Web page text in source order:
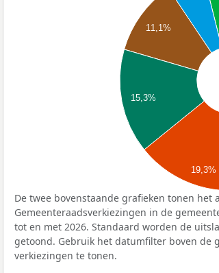
11,1%
15,3%
19,3%
De twee bovenstaande grafieken tonen
Gemeenteraadsverkiezingen in de
tot en met 2026. Standaard worden de
getoond. Gebruik het datumfilter boven de
verkiezingen te tonen.